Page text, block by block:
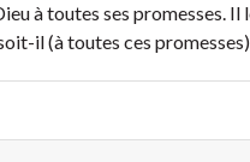
à toutes ses promesses.
il (à toutes ces